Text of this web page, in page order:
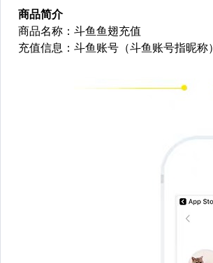
商品简介
商品名称：斗鱼鱼翅充值
充值信息：斗鱼账号（斗鱼账号指昵称）